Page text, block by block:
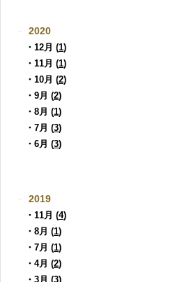
2020
・12月 (1)
・11月 (1)
・10月 (2)
・9月 (2)
・8月 (1)
・7月 (3)
・6月 (3)
2019
・11月 (4)
・8月 (1)
・7月 (1)
・4月 (2)
・3月 (3)